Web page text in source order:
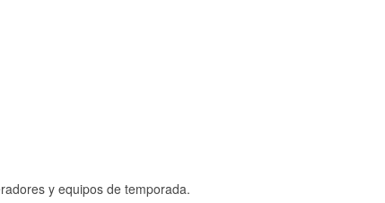
y equipos de temporada.